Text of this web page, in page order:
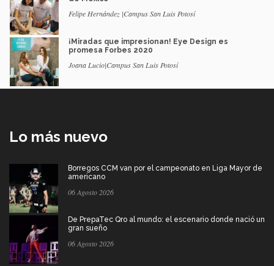
Felipe Hernández |Campus San Luis Potosí
¡Miradas que impresionan! Eye Design es
promesa Forbes 2020
Joana Lucio|Campus San Luis Potosí
Lo más nuevo
Borregos CCM van por el campeonato en Liga Mayor de
americano
06 Agosto 2026
De PrepaTec Qro al mundo: el escenario donde nació un
gran sueño
06 Agosto 2026